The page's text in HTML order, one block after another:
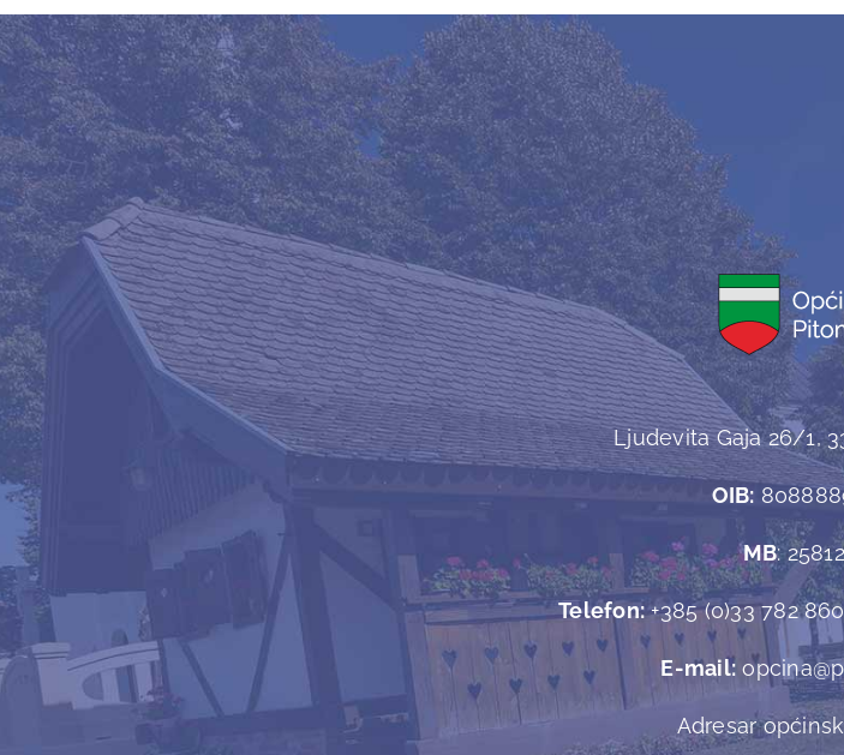
Ljudevita Gaja 26/1,
OIB:
MB:
Telefon:+385 (0)33 782
E-mail:
Adresar